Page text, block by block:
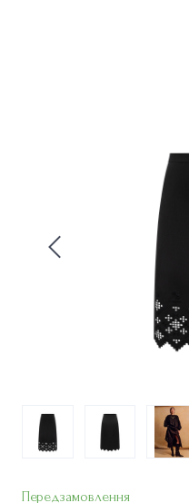
Передзамовлення